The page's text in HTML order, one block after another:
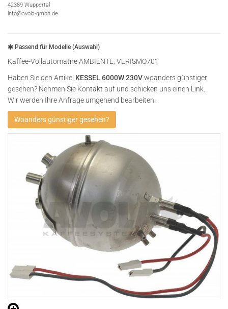
42389 Wuppertal
info@avola-gmbh.de
Passend für Modelle (Auswahl)
Kaffee-Vollautomatne AMBIENTE, VERISMO701
Haben Sie den Artikel KESSEL 6000W 230Vwoanders günstiger
gesehen? Nehmen Sie Kontakt auf und schicken uns einen Link.
Wir werden Ihre Anfrage umgehend bearbeiten.
Woanders günstiger gesehen?